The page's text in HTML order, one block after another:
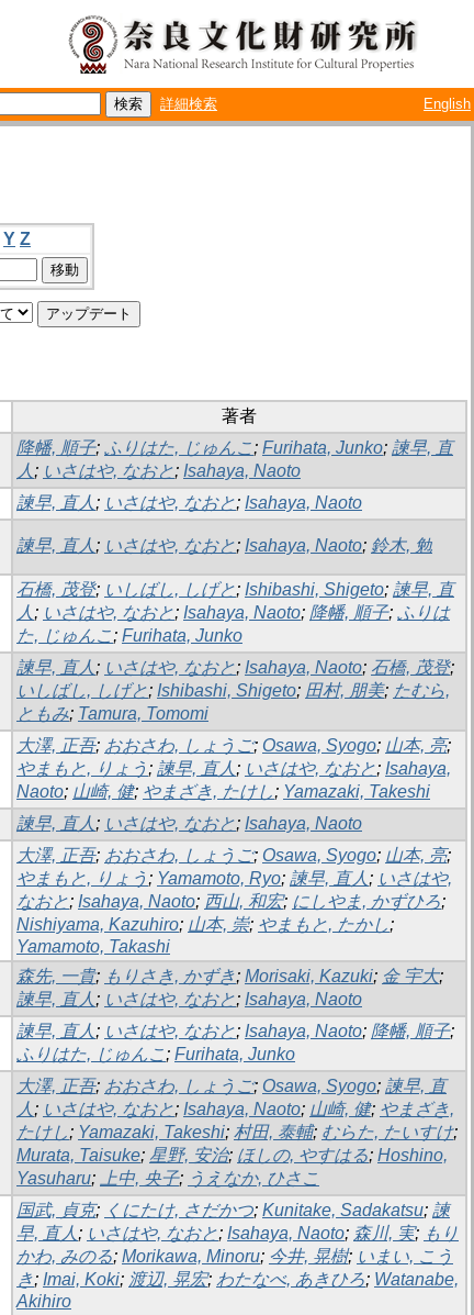
詳細検索 English
Y Z
著者
降幡, 順子; ふりはた, じゅんこ; Furihata, Junko; 諫早, 直
人 ; いさはや, なおと; Isahaya, Naoto
諫早, 直人 ; いさはや, なおと; Isahaya, Naoto
諫早, 直人 ; いさはや, なおと; Isahaya, Naoto; 鈴木, 勉
石橋, 茂登; いしばし, しげと; Ishibashi, Shigeto; 諫早, 直
人 ; いさはや, なおと; Isahaya, Naoto; 降幡, 順子; ふりは
た, じゅんこ; Furihata, Junko
諫早, 直人 ; いさはや, なおと; Isahaya, Naoto; 石橋, 茂登;
いしばし, しげと; Ishibashi, Shigeto; 田村, 朋美; たむら,
ともみ; Tamura, Tomomi
大澤, 正吾; おおさわ, しょうご; Osawa, Syogo; 山本, 亮;
やまもと, りょう ; 諫早, 直人 ; いさはや, なおと; Isahaya,
Naoto; 山崎, 健; やまざき, たけし; Yamazaki, Takeshi
諫早, 直人 ; いさはや, なおと; Isahaya, Naoto
大澤, 正吾; おおさわ, しょうご; Osawa, Syogo; 山本, 亮;
やまもと, りょう ; Yamamoto, Ryo; 諫早, 直人 ; いさはや,
なおと; Isahaya, Naoto; 西山, 和宏; にしやま, かずひろ;
Nishiyama, Kazuhiro; 山本, 崇; やまもと, たかし;
Yamamoto, Takashi
森先, 一貴; もりさき, かずき; Morisaki, Kazuki; 金 宇大;
諫早, 直人 ; いさはや, なおと; Isahaya, Naoto
諫早, 直人 ; いさはや, なおと; Isahaya, Naoto; 降幡, 順子;
ふりはた, じゅんこ; Furihata, Junko
大澤, 正吾; おおさわ, しょうご; Osawa, Syogo; 諫早, 直
人 ; いさはや, なおと; Isahaya, Naoto; 山崎, 健; やまざき,
たけし; Yamazaki, Takeshi; 村田, 泰輔; むらた, たいすけ;
Murata, Taisuke; 星野, 安治; ほしの, やすはる; Hoshino,
Yasuharu; 上中, 央子; うえなか, ひさこ
国武, 貞克; くにたけ, さだかつ; Kunitake, Sadakatsu; 諫
早, 直人 ; いさはや, なおと; Isahaya, Naoto; 森川, 実; もり
かわ, みのる; Morikawa, Minoru; 今井, 晃樹; いまい, こう
き; Imai, Koki; 渡辺, 晃宏; わたなべ, あきひろ; Watanabe,
Akihiro